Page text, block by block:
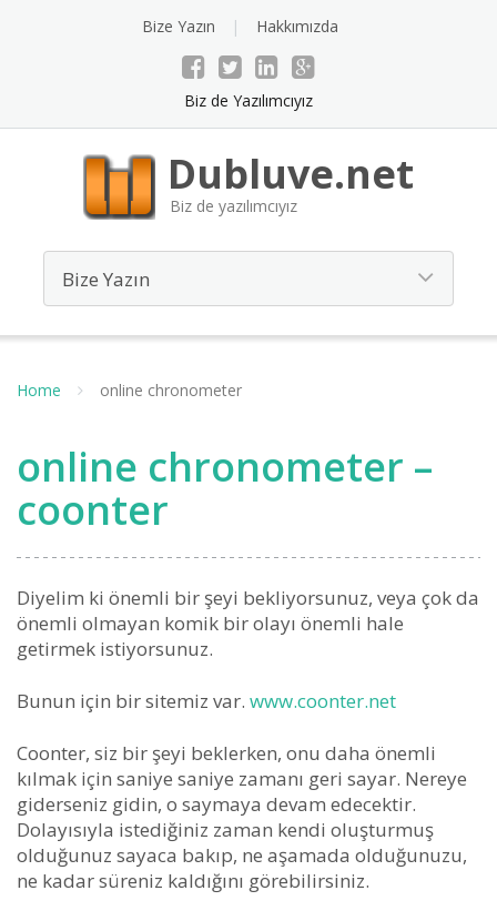
Bize Yazın Hakkımızda
Biz de Yazılımcıyız
Dubluve.net
Biz de yazılımcıyız
Home online chronometer
online chronometer –
coonter
Diyelim ki önemli bir şeyi bekliyorsunuz, veya çok da
önemli olmayan komik bir olayı önemli hale
getirmek istiyorsunuz.
Bunun için bir sitemiz var. www.coonter.net
Coonter, siz bir şeyi beklerken, onu daha önemli
kılmak için saniye saniye zamanı geri sayar. Nereye
giderseniz gidin, o saymaya devam edecektir.
Dolayısıyla istediğiniz zaman kendi oluşturmuş
olduğunuz sayaca bakıp, ne aşamada olduğunuzu,
ne kadar süreniz kaldığını görebilirsiniz.